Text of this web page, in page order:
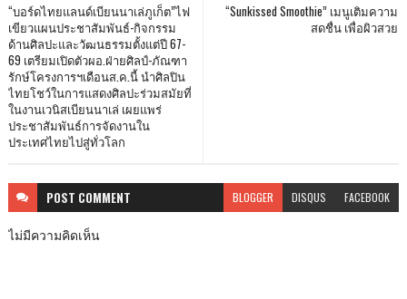
“Sunkissed Smoothie” เมนูเติมความ
สดชื่น เพื่อผิวสวย
“บอร์ดไทยแลนด์เบียนนาเล่ภูเก็ต”ไฟ
เขียวแผนประชาสัมพันธ์-กิจกรรม
ด้านศิลปะและวัฒนธรรมตั้งแต่ปี 67-
69 เตรียมเปิดตัวผอ.ฝ่ายศิลป์-ภัณฑา
รักษ์โครงการฯเดือนส.ค.นี้ นำศิลปิน
ไทยโชว์ในการแสดงศิลปะร่วมสมัยที่
ในงานเวนิสเบียนนาเล่ เผยแพร่
ประชาสัมพันธ์การจัดงานใน
ประเทศไทยไปสู่ทั่วโลก
POST COMMENT BLOGGER DISQUS FACEBOOK
ไม่มีความคิดเห็น